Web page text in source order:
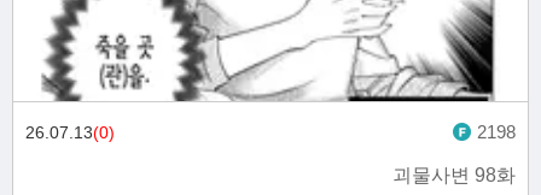
괴물사변 98화
26.07.13(0) 2198